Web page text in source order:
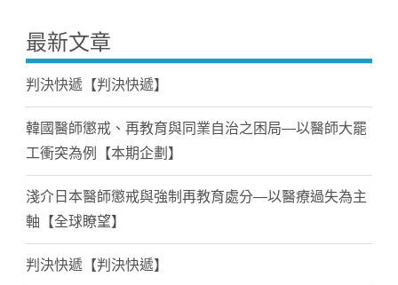
最新文章
判決快遞【判決快遞】
韓國醫師懲戒、再教育與同業自治之困局—以醫師大罷
工衝突為例【本期企劃】
淺介日本醫師懲戒與強制再教育處分—以醫療過失為主
軸【全球瞭望】
判決快遞【判決快遞】